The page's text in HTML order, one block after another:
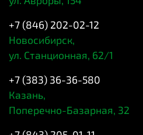
+7 (846) 202-02-12
Новосибирск,
ул. Станционная, 62/1
+7 (383) 36-36-580
Казань,
Поперечно-Базарная, 32